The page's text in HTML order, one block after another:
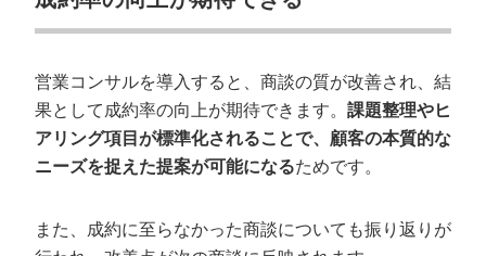
営業コンサルを導入すると、商談の質が改善され、結
果として成約率の向上が期待できます。 課題整理やヒ
アリング項目が標準化されることで、顧客の本質的な
ニーズを捉えた提案が可能になるためです。
また、成約に至らなかった商談についても振り返りが